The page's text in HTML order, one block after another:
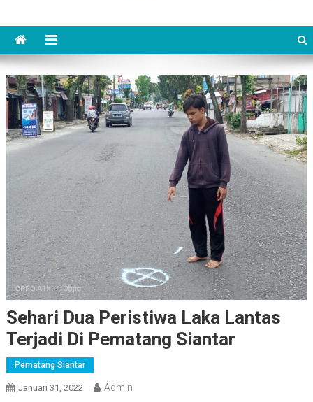
Sehari Dua Peristiwa Laka Lantas
Terjadi Di Pematang Siantar
Pematang Siantar
Januari 31, 2022 Admin